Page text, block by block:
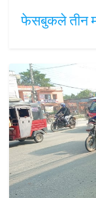
फेसबुकले तीन